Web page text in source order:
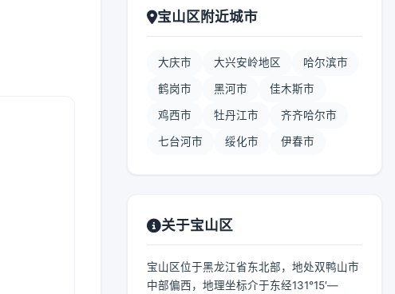
宝山区附近城市
大庆市 大兴安岭地区 哈尔滨市
鹤岗市 黑河市 佳木斯市
鸡西市 牡丹江市 齐齐哈尔市
七台河市 绥化市 伊春市
关于宝山区
宝山区位于黑龙江省东北部，地处双鸭山市
中部偏西，地理坐标介于东经131°15′—